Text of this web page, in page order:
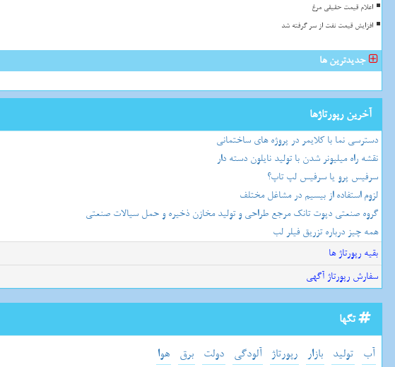
اعلام قیمت حقیقی مرغ
افزایش قیمت نفت از سر گرفته شد
جدیدترین ها
آخرین رپورتاژها
دسترسی نما با کلایمر در پروژه های ساختمانی
نقشه راه میلیونر شدن با تولید نایلون دسته دار
سرفیس پرو یا سرفیس لپ تاپ؟
لزوم استفاده از بیسیم در مشاغل مختلف
گروه صنعتی دپوت تانک مرجع طراحی و تولید مخازن ذخیره و حمل سیالات صنعتی
همه چیز درباره تزریق فیلر لب
بقیه رپورتاژ ها
سفارش رپورتاژ آگهی
تگها
آب تولید بازار رپورتاژ آلودگی دولت برق هوا